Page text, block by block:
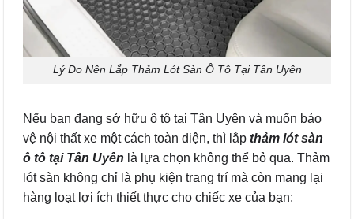
Lý Do Nên Lắp Thảm Lót Sàn Ô Tô Tại Tân Uyên
Nếu bạn đang sở hữu ô tô tại Tân Uyên và muốn bảo
vệ nội thất xe một cách toàn diện, thì lắp thảm lót sàn
ô tô tại Tân Uyên là lựa chọn không thể bỏ qua. Thảm
lót sàn không chỉ là phụ kiện trang trí mà còn mang lại
hàng loạt lợi ích thiết thực cho chiếc xe của bạn: